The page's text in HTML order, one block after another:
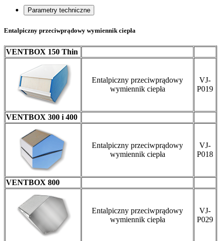
Parametry techniczne
Entalpiczny przeciwprądowy wymiennik ciepła
VENTBOX 150 Thin
Entalpiczny przeciwprądowy
wymiennik ciepła
VJ-
P019
VENTBOX 300 i 400
Entalpiczny przeciwprądowy
wymiennik ciepła
VJ-
P018
VENTBOX 800
Entalpiczny przeciwprądowy
wymiennik ciepła
VJ-
P029